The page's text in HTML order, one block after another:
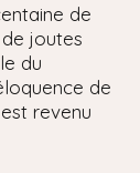
de
joutes
du
de
revenu